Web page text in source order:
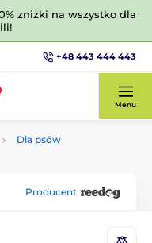
zniżki na wszystko dla
+48 443 444 443
Menu
Dla psów
Producent